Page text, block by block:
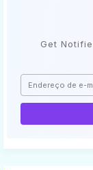
Get